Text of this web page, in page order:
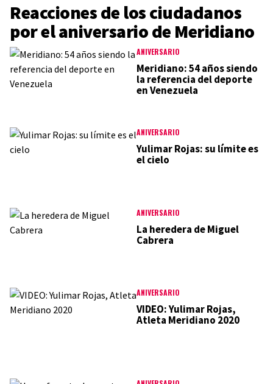
Reacciones de los ciudadanos
por el aniversario de Meridiano
ANIVERSARIO
Meridiano: 54 años siendo
la referencia del deporte
en Venezuela
ANIVERSARIO
Yulimar Rojas: su límite es
el cielo
ANIVERSARIO
La heredera de Miguel
Cabrera
ANIVERSARIO
VIDEO: Yulimar Rojas,
Atleta Meridiano 2020